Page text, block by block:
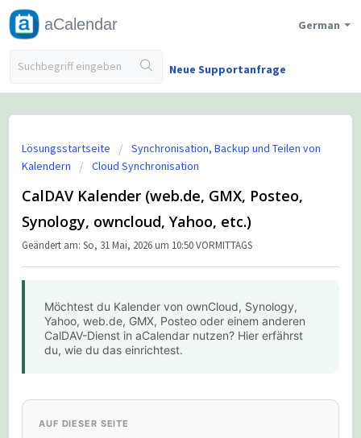
aCalendar German
Neue Supportanfrage
Lösungsstartseite
Synchronisation, Backup und Teilen von
Kalendern
Cloud Synchronisation
CalDAV Kalender (web.de, GMX, Posteo,
Synology, owncloud, Yahoo, etc.)
Geändert am: So, 31 Mai, 2026 um 10:50 VORMITTAGS
Möchtest du Kalender von ownCloud, Synology,
Yahoo, web.de, GMX, Posteo oder einem anderen
CalDAV-Dienst in aCalendar nutzen? Hier erfährst
du, wie du das einrichtest.
AUF DIESER SEITE